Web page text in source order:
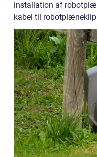
installation af
kabel til